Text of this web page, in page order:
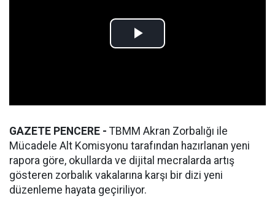
GAZETE PENCERE - TBMM Akran Zorbalığı ile
Mücadele Alt Komisyonu tarafından hazırlanan yeni
rapora göre, okullarda ve dijital mecralarda artış
gösteren zorbalık vakalarına karşı bir dizi yeni
düzenleme hayata geçiriliyor.